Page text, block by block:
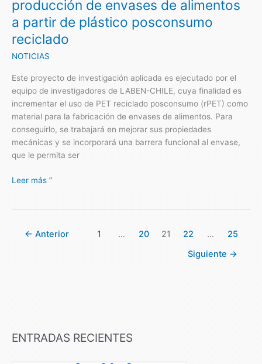
producción de envases de alimentos
a partir de plástico posconsumo
reciclado
NOTICIAS
Este proyecto de investigación aplicada es ejecutado por el
equipo de investigadores de LABEN-CHILE, cuya finalidad es
incrementar el uso de PET reciclado posconsumo (rPET) como
material para la fabricación de envases de alimentos. Para
conseguirlo, se trabajará en mejorar sus propiedades
mecánicas y se incorporará una barrera funcional al envase,
que le permita ser
alimentos
a
partir
posconsumo
reciclado
Leer más ”
← Anterior 1 … 20 21 22 …
25
Siguiente →
ENTRADAS RECIENTES